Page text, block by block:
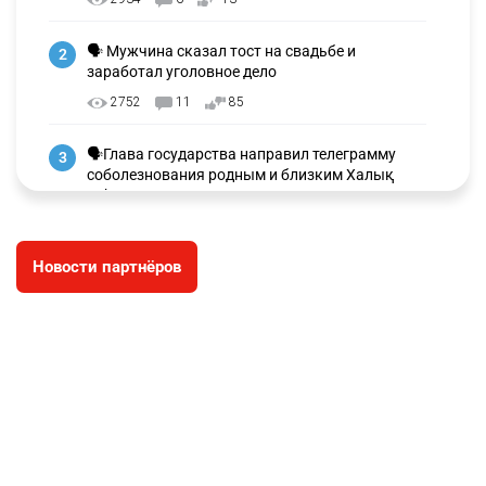
2
🗣 Мужчина сказал тост на свадьбе и
заработал уголовное дело
2752 11 85
3
🗣Глава государства направил телеграмму
соболезнования родным и близким Халық
қаһарманы Ивана Гапича
🇫🇷 Клуб ПСЖ объявил об открытии своей
футбольной академии в Астане
Новости партнёров